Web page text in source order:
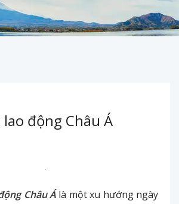
động Châu Á
Châu Á là một xu hướng ngày